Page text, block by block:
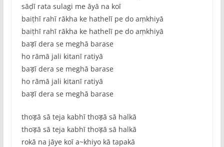
sāḍī rata sulagi me āyā na koī
baiṭhī rahī rākha ke hathelī pe do aṃkhiyā
baiṭhī rahī rākha ke hathelī pe do aṃkhiyā
baड़ī dera se meghā barase
ho rāmā jali kitanī ratiyā
baड़ī dera se meghā barase
ho rāmā jali kitanī ratiyā
baड़ī dera se meghā barase
thoड़ā sā teja kabhī thoड़ā sā halkā
thoड़ā sā teja kabhī thoड़ā sā halkā
rokā na jāye koī a~khiyo kā tapakā